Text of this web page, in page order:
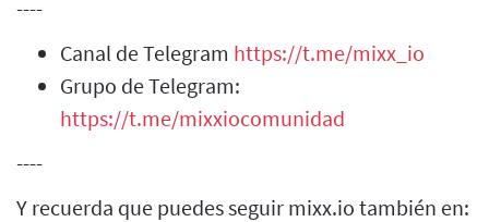
----
Canal de Telegram https://t.me/mixx_io
Grupo de Telegram:
https://t.me/mixxiocomunidad
----
Y recuerda que puedes seguir mixx.io también en: